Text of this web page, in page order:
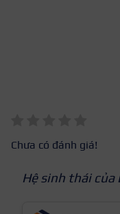
Chưa có đánh giá!
Hệ sinh thái của